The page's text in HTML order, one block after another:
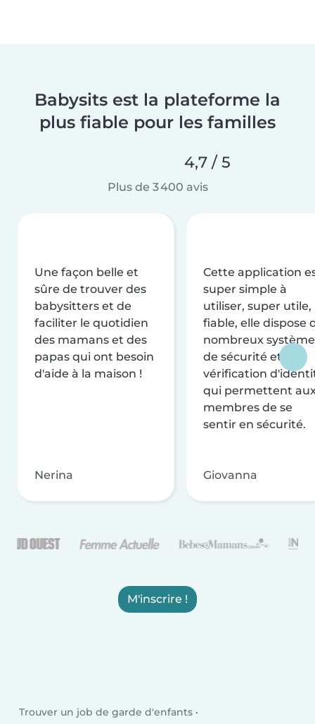
Babysits est la plateforme la
plus fiable pour les familles
4,7 / 5
Plus de 3 400 avis
Une façon belle et
sûre de trouver des
babysitters et de
faciliter le quotidien
des mamans et des
papas qui ont besoin
d'aide à la maison !
Nerina
Cette application
super simple à
utiliser, super utile,
fiable, elle dispose
nombreux
de sécurité et de
vérification
qui permettent
membres de se
sentir en sécurité.
Giovanna
M'inscrire !
Trouver un job de garde d'enfants